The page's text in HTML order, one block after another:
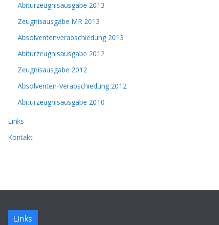
Abiturzeugnisausgabe 2013
Zeugnisausgabe MR 2013
Absolventenverabschiedung 2013
Abiturzeugnisausgabe 2012
Zeugnisausgabe 2012
Absolventen-Verabschiedung 2012
Abiturzeugnisausgabe 2010
Links
Kontakt
Links